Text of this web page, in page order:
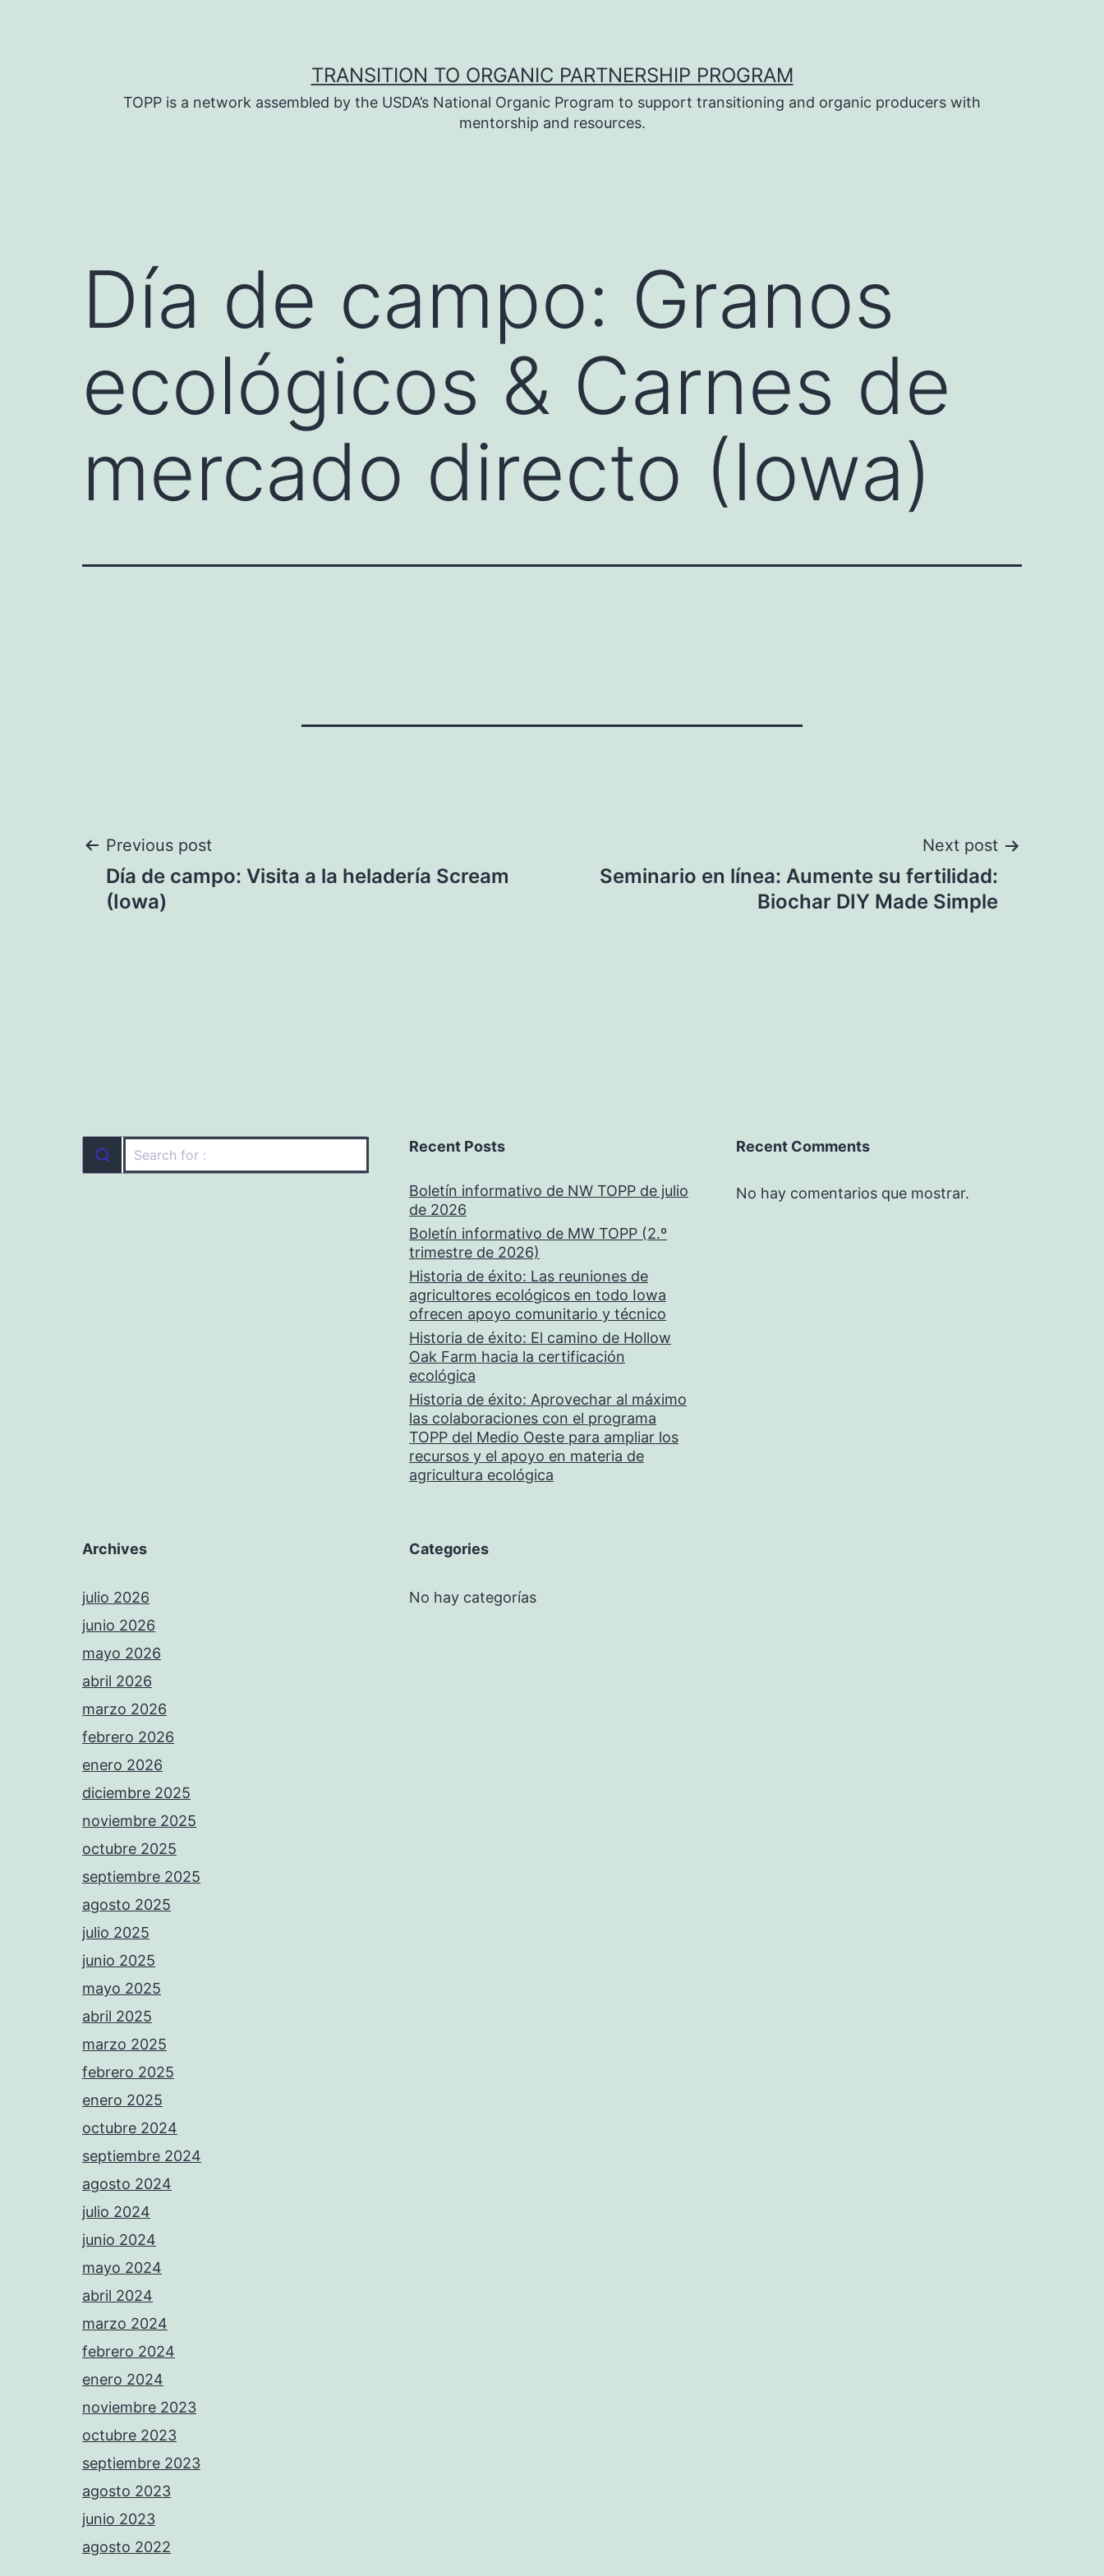
TRANSITION TO ORGANIC PARTNERSHIP PROGRAM
TOPP is a network assembled by the USDA’s National Organic Program to support transitioning and organic producers with
mentorship and resources.
Día de campo: Granos
ecológicos & Carnes de
mercado directo (Iowa)
Navegación
de
Previous post
Día de campo: Visita a la heladería Scream
(Iowa)
Next post
Seminario en línea: Aumente su fertilidad:
Biochar DIY Made Simple
Recent Posts
Boletín informativo de NW TOPP de julio
de 2026
Boletín informativo de MW TOPP (2.º
trimestre de 2026)
Historia de éxito: Las reuniones de
agricultores ecológicos en todo Iowa
ofrecen apoyo comunitario y técnico
Historia de éxito: El camino de Hollow
Oak Farm hacia la certificación
ecológica
Historia de éxito: Aprovechar al máximo
las colaboraciones con el programa
TOPP del Medio Oeste para ampliar los
recursos y el apoyo en materia de
agricultura ecológica
Recent Comments
No hay comentarios que mostrar.
Archives
julio 2026
junio 2026
mayo 2026
abril 2026
marzo 2026
febrero 2026
enero 2026
diciembre 2025
noviembre 2025
octubre 2025
septiembre 2025
agosto 2025
julio 2025
junio 2025
mayo 2025
abril 2025
marzo 2025
febrero 2025
enero 2025
octubre 2024
septiembre 2024
agosto 2024
julio 2024
junio 2024
mayo 2024
abril 2024
marzo 2024
febrero 2024
enero 2024
noviembre 2023
octubre 2023
septiembre 2023
agosto 2023
junio 2023
agosto 2022
Categories
No hay categorías